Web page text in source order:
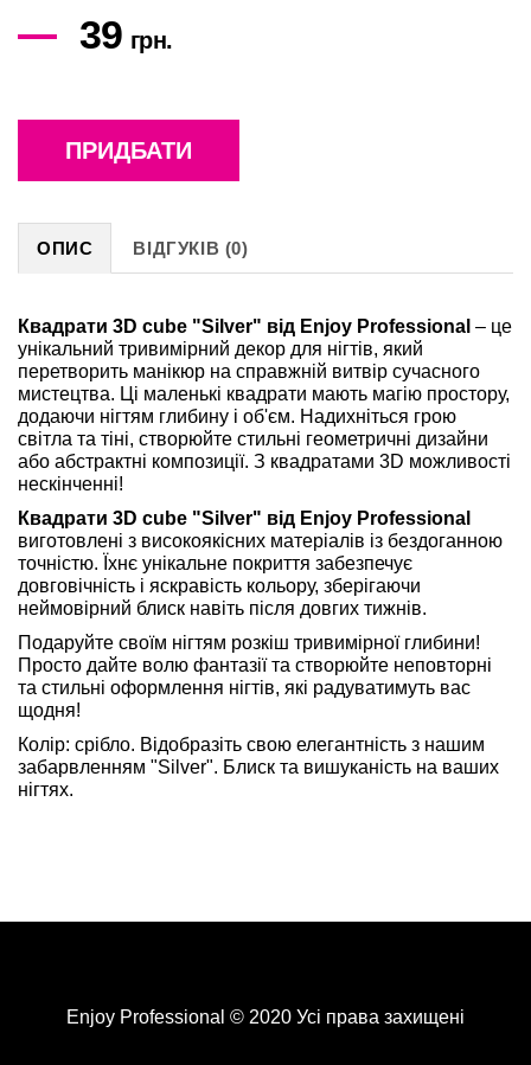
39 грн.
ПРИДБАТИ
ОПИС ВІДГУКІВ (0)
Квадрати 3D cube "Silver" від Enjoy Professional – це
унікальний тривимірний декор для нігтів, який
перетворить манікюр на справжній витвір сучасного
мистецтва. Ці маленькі квадрати мають магію простору,
додаючи нігтям глибину і об'єм. Надихніться грою
світла та тіні, створюйте стильні геометричні дизайни
або абстрактні композиції. З квадратами 3D можливості
нескінченні!
Квадрати 3D cube "Silver" від Enjoy Professional
виготовлені з високоякісних матеріалів із бездоганною
точністю. Їхнє унікальне покриття забезпечує
довговічність і яскравість кольору, зберігаючи
неймовірний блиск навіть після довгих тижнів.
Подаруйте своїм нігтям розкіш тривимірної глибини!
Просто дайте волю фантазії та створюйте неповторні
та стильні оформлення нігтів, які радуватимуть вас
щодня!
Колір: срібло. Відобразіть свою елегантність з нашим
забарвленням "Silver". Блиск та вишуканість на ваших
нігтях.
Enjoy Professional © 2020 Усі права захищені